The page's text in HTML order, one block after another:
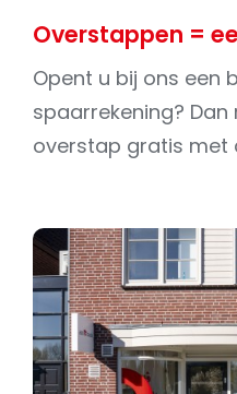
Overstappen =
Opent u bij ons een
spaarrekening? Dan
overstap gratis met